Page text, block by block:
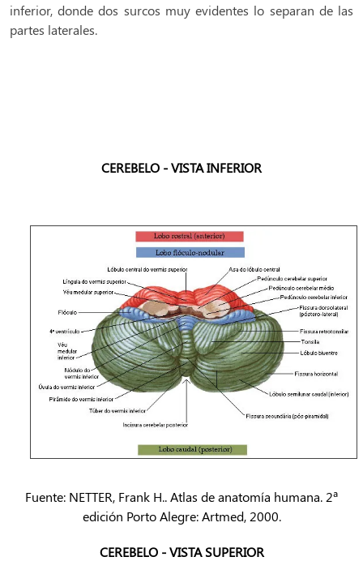
inferior, donde dos surcos muy evidentes lo separan de las
partes laterales.
CEREBELO - VISTA INFERIOR
Fuente: NETTER, Frank H.. Atlas de anatomía humana. 2ª
edición Porto Alegre: Artmed, 2000.
CEREBELO - VISTA SUPERIOR